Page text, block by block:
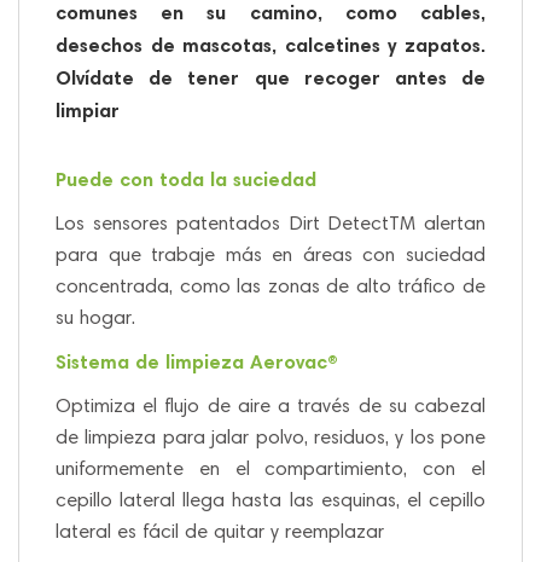
comunes en su camino, como cables,
desechos de mascotas, calcetines y zapatos.
Olvídate de tener que recoger antes de
limpiar
Puede con toda la suciedad
Los sensores patentados Dirt DetectTM alertan
para que trabaje más en áreas con suciedad
concentrada, como las zonas de alto tráfico de
su hogar.
Sistema de limpieza Aerovac®
Optimiza el flujo de aire a través de su cabezal
de limpieza para jalar polvo, residuos, y los pone
uniformemente en el compartimiento, con el
cepillo lateral llega hasta las esquinas, el cepillo
lateral es fácil de quitar y reemplazar